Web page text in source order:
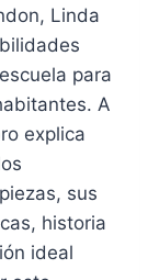
Linda
para
A
explica
sus
historia
ideal